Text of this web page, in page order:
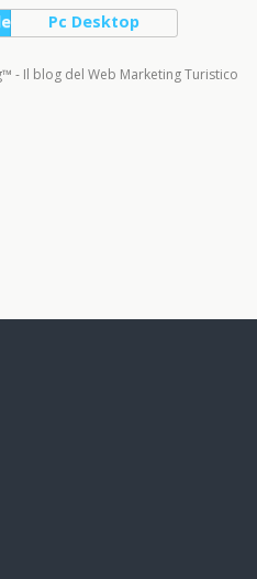
Pc Desktop
- Il blog del Web Marketing Turistico